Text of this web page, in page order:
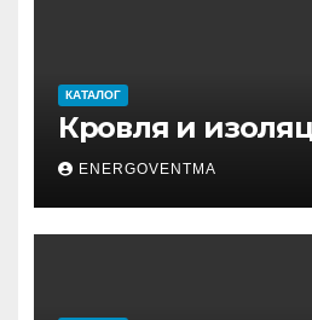
КАТАЛОГ
Кровля и
ENERGOVENTMA